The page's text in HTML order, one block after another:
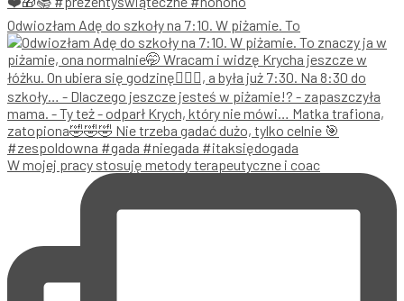
Odwiozłam Adę do szkoły na 7:10. W piżamie. To
W mojej pracy stosuję metody terapeutyczne i coac